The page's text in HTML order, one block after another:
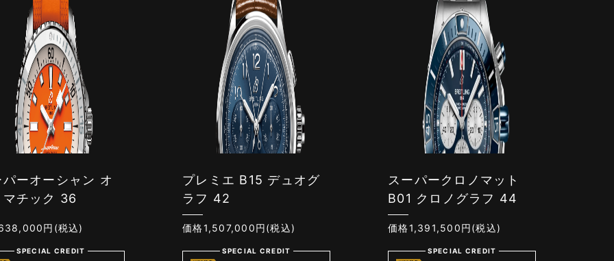
ーオーシャン オ
マチック 36
円(税込)
SPECIAL CREDIT
プレミエ B15 デュオグ
ラフ 42
価格1,507,000円(税込)
SPECIAL CREDIT
スーパークロノマット
B01 クロノグラフ 44
価格1,391,500円(税込)
SPECIAL CREDIT